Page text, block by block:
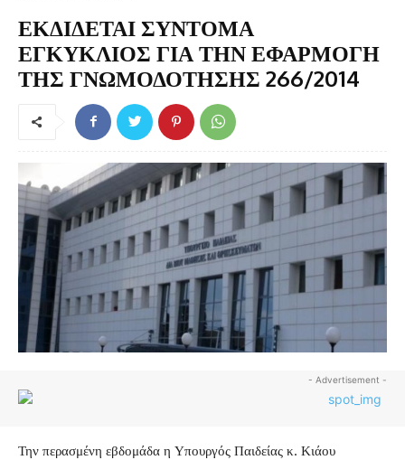
ΕΚΔΙΔΕΤΑΙ ΣΥΝΤΟΜΑ
ΕΓΚΥΚΛΙΟΣ ΓΙΑ ΤΗΝ ΕΦΑΡΜΟΓΗ
ΤΗΣ ΓΝΩΜΟΔΟΤΗΣΗΣ 266/2014
- Advertisement -
Την περασμένη εβδομάδα η Υπουργός Παιδείας κ. Κιάου